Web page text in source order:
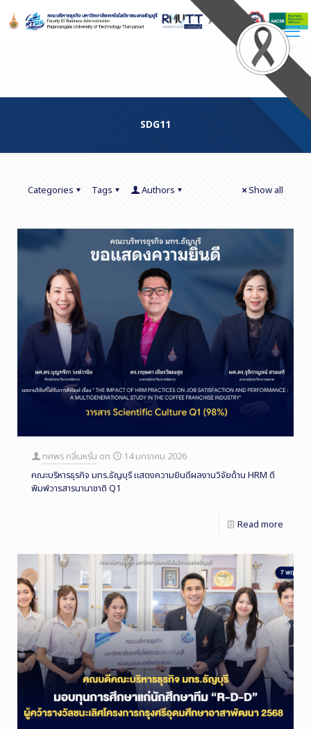
Content
SDG11
Categories Tags Authors Show all
ทศพร กลิ่นหรั่น on
14 มกราคม 2026
คณะบริหารธุรกิจ มทร.ธัญบุรี แสดงความยินดีผลงานวิจัยด้าน HRM ตี
พิมพ์วารสารนานาชาติ Q1
Read more